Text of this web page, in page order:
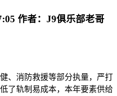
作者： J9俱乐部老哥
消防救援等部分执量，严打
了轨制易成本，本年要素供给